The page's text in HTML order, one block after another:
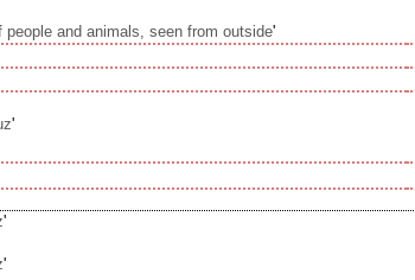
and animals, seen from outside'
'
'
'